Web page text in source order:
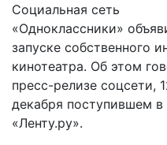
Социальная сеть
«Одноклассники»
запуске собственного
кинотеатра. Об этом
пресс-релизе соцсети,
декабря поступившем в
«Ленту.ру».